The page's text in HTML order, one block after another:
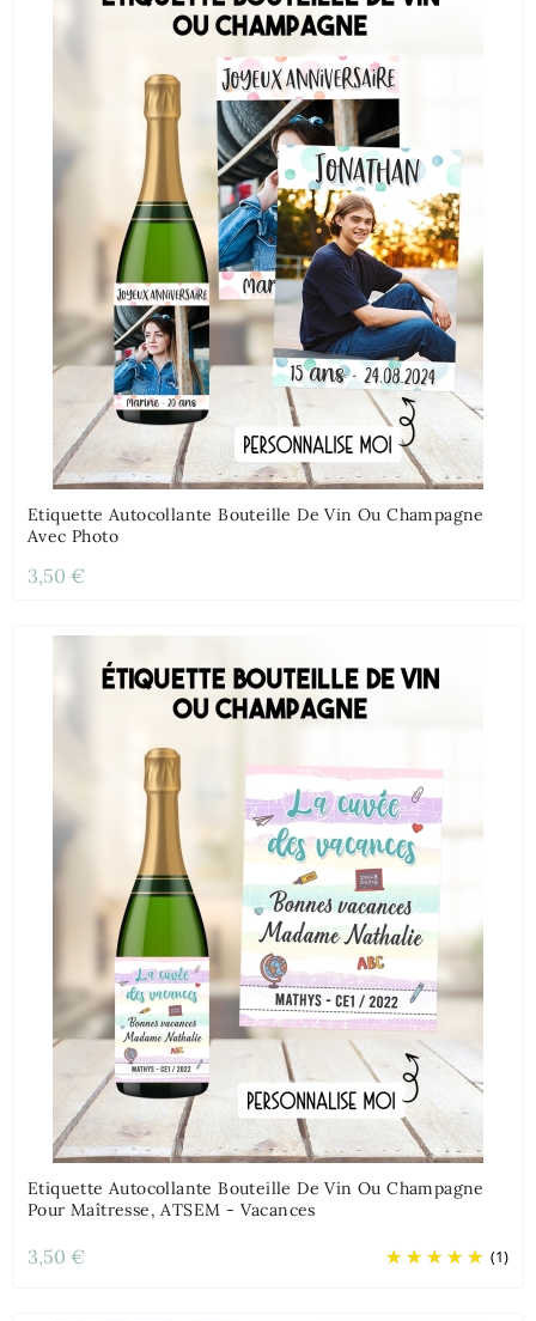
Etiquette Autocollante Bouteille De Vin Ou Champagne
Avec Photo
3,50 €
Etiquette Autocollante Bouteille De Vin Ou Champagne
Pour Maîtresse, ATSEM - Vacances
(1)
3,50 €